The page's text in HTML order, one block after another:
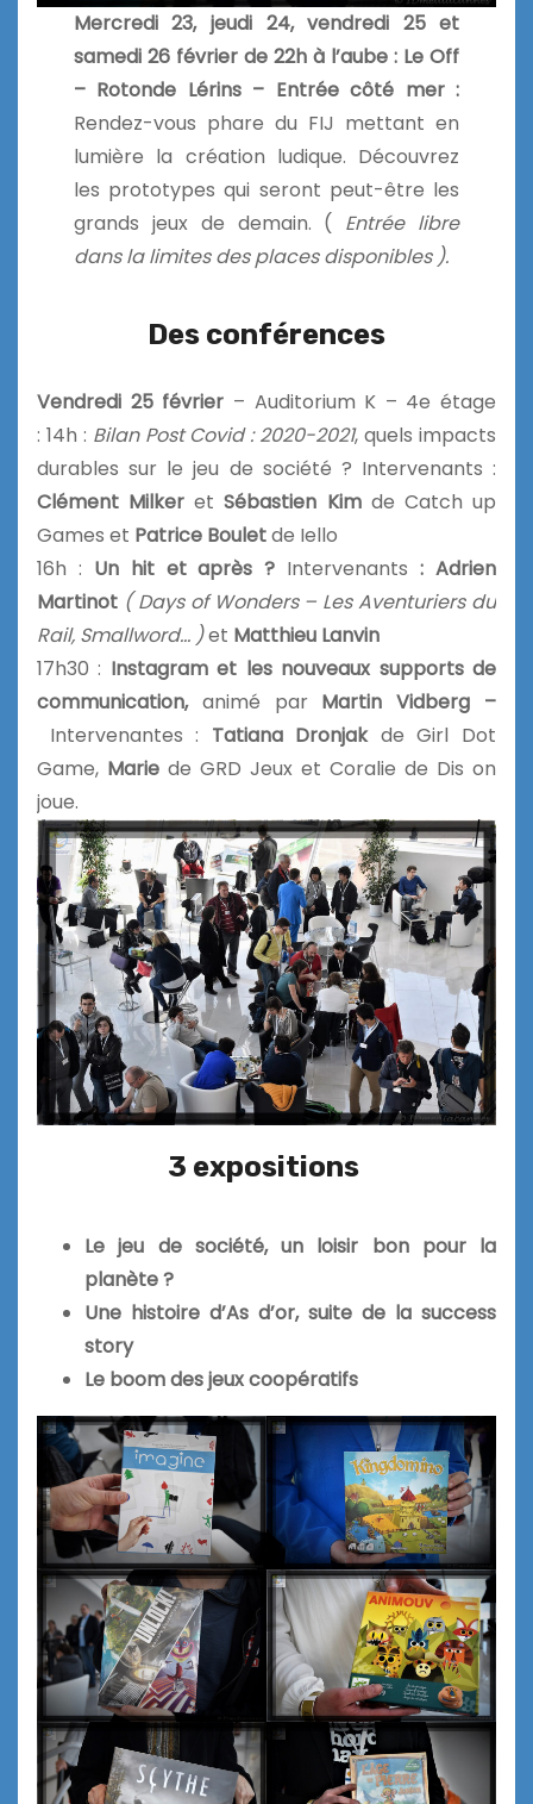
Mercredi 23, jeudi 24, vendredi 25 et
samedi 26 février de 22h à l’aube : Le Off
– Rotonde Lérins – Entrée côté mer :
Rendez-vous phare du FIJ mettant en
lumière la création ludique. Découvrez
les prototypes qui seront peut-être les
grands jeux de demain. ( Entrée libre
dans la limites des places disponibles ).
Des conférences
Vendredi 25 février – Auditorium K – 4e étage
: 14h : Bilan Post Covid : 2020-2021, quels impacts
durables sur le jeu de société ? Intervenants :
Clément Milker etSébastien Kimde Catch up
Games et Patrice Bouletde Iello
16h : Un hit et après ? Intervenants : Adrien
Martinot ( Days of Wonders – Les Aventuriers du
Rail, Smallword… )et Matthieu Lanvin
17h30 : Instagram et les nouveaux supports de
communication, animé parMartin Vidberg –
Intervenantes : Tatiana Dronjakde Girl Dot
Game, Marie de GRD Jeux et Coralie de Dis on
joue.
3 expositions
Le jeu de société, un loisir bon pour la
planète ?
Une histoire d’As d’or, suite de la success
story
Le boom des jeux coopératifs